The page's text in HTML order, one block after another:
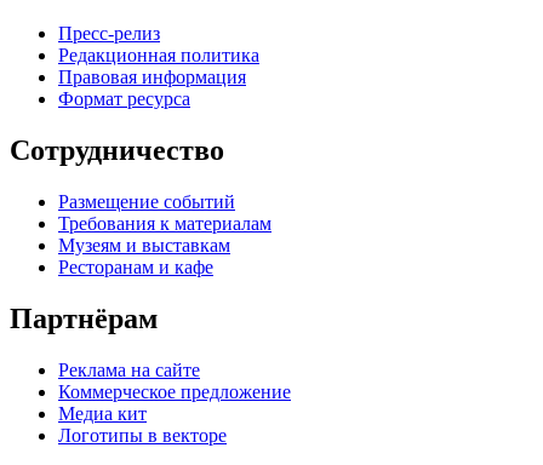
Пресс-релиз
Редакционная политика
Правовая информация
Формат ресурса
Сотрудничество
Размещение событий
Требования к материалам
Музеям и выставкам
Ресторанам и кафе
Партнёрам
Реклама на сайте
Коммерческое предложение
Медиа кит
Логотипы в векторе